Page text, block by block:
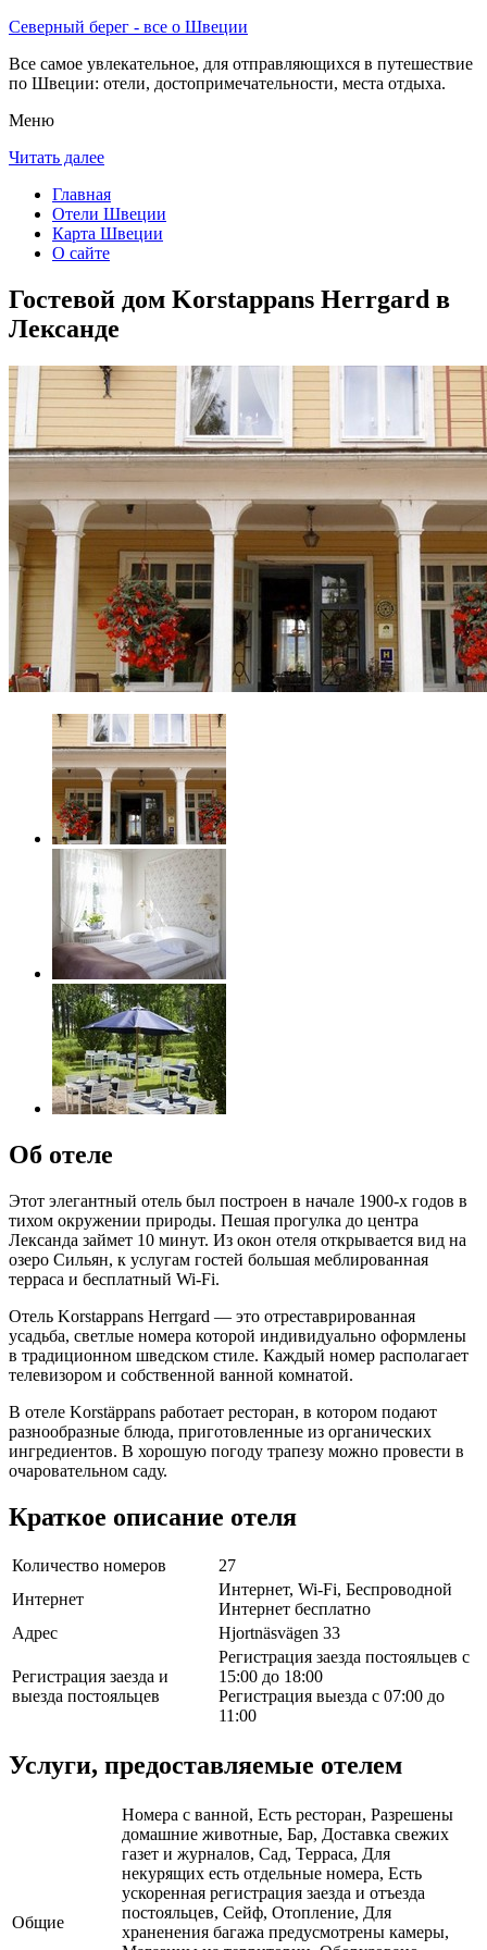
Северный берег - все о Швеции
Все самое увлекательное, для отправляющихся в путешествие
по Швеции: отели, достопримечательности, места отдыха.
Меню
Читать далее
Главная
Отели Швеции
Карта Швеции
О сайте
Гостевой дом Korstappans Herrgard в
Лександе
Об отеле
Этот элегантный отель был построен в начале 1900-х годов в
тихом окружении природы. Пешая прогулка до центра
Лександа займет 10 минут. Из окон отеля открывается вид на
озеро Сильян, к услугам гостей большая меблированная
терраса и бесплатный Wi-Fi.
Отель Korstappans Herrgard — это отреставрированная
усадьба, светлые номера которой индивидуально оформлены
в традиционном шведском стиле. Каждый номер располагает
телевизором и собственной ванной комнатой.
В отеле Korstäppans работает ресторан, в котором подают
разнообразные блюда, приготовленные из органических
ингредиентов. В хорошую погоду трапезу можно провести в
очаровательном саду.
Краткое описание отеля
Количество номеров
27
Интернет
Интернет, Wi-Fi, Беспроводной
Интернет бесплатно
Адрес
Hjortnäsvägen 33
Регистрация заезда и
выезда постояльцев
Регистрация заезда постояльцев с
15:00 до 18:00
Регистрация выезда с 07:00 до
11:00
Услуги, предоставляемые отелем
Общие
Номера с ванной, Есть ресторан, Разрешены
домашние животные, Бар, Доставка свежих
газет и журналов, Сад, Терраса, Для
некурящих есть отдельные номера, Есть
ускоренная регистрация заезда и отъезда
постояльцев, Сейф, Отопление, Для
храненения багажа предусмотрены камеры,